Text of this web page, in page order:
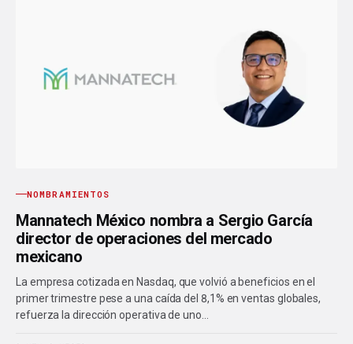
NOMBRAMIENTOS
Mannatech México nombra a Sergio García
director de operaciones del mercado
mexicano
La empresa cotizada en Nasdaq, que volvió a beneficios en el
primer trimestre pese a una caída del 8,1% en ventas globales,
refuerza la dirección operativa de uno…